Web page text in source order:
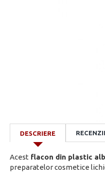
DESCRIERE RECENZII
Acest flacon din plastic
preparatelor cosmetice